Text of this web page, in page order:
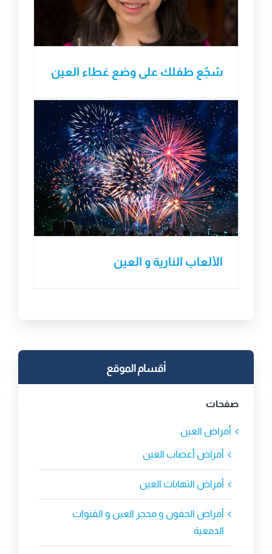
شجٌع طفلك على وضع غطاء العين
الألعاب النارية و العين
أقسام الموقع
صفحات
أمراض العين
أمراض أعصاب العين
أمراض التهابات العين
أمراض الجفون و محجر العين و القنوات
الدمعية